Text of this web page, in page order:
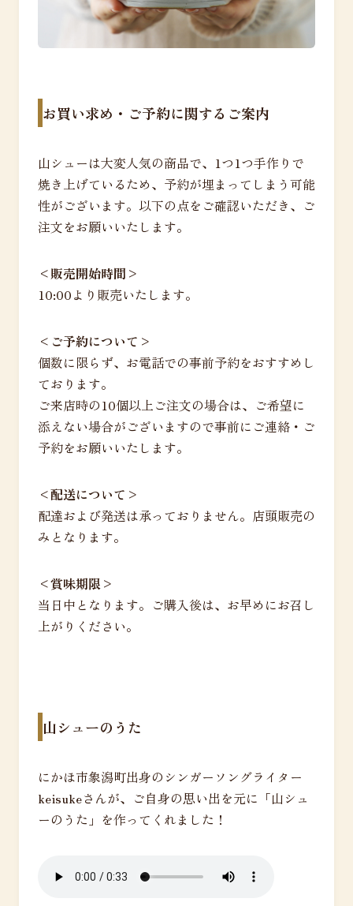
お買い求め・ご予約に関するご案内
山シューは大変人気の商品で、1つ1つ手作りで
焼き上げているため、予約が埋まってしまう可能
性がございます。以下の点をご確認いただき、ご
注文をお願いいたします。
<販売開始時間>
10:00より販売いたします。
<ご予約について>
個数に限らず、お電話での事前予約をおすすめし
ております。
ご来店時の10個以上ご注文の場合は、ご希望に
添えない場合がございますので事前にご連絡・ご
予約をお願いいたします。
<配送について>
配達および発送は承っておりません。店頭販売の
みとなります。
<賞味期限>
当日中となります。ご購入後は、お早めにお召し
上がりください。
山シューのうた
にかほ市象潟町出身のシンガーソングライター
keisukeさんが、ご自身の思い出を元に「山シュ
ーのうた」を作ってくれました！